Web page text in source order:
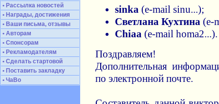
• Рассылка новостей
• Награды, достижения
• Ваши письма, отзывы
• Авторам
• Спонсорам
• Рекламодателям
• Сделать стартовой
• Поставить закладку
• ЧаВо
sinka (e-mail sinu...);
Светлана Кухтина (e-
Chiaa (e-mail homa2...).
Поздравляем!
Дополнительная
по электронной почте.